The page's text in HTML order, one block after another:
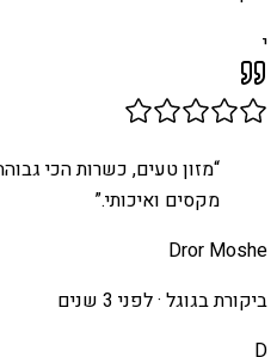
י
“מזון טעים, כשרות הכי
מקסים ואיכותי.”
Dror Moshe
ביקורת בגוגל ·לפני 3 שנים
D